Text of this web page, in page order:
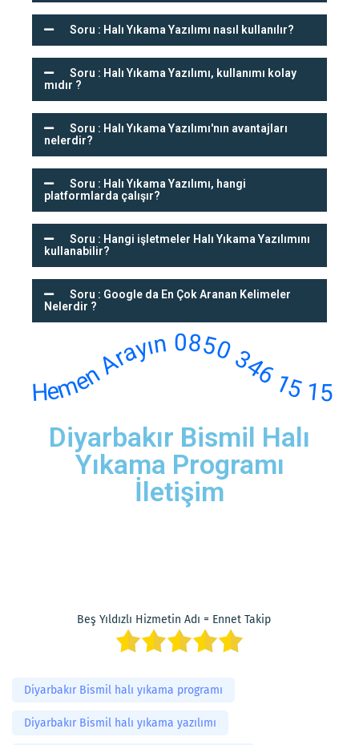
Soru : Halı Yıkama Yazılımı nasıl kullanılır?
Soru : Halı Yıkama Yazılımı, kullanımı kolay
mıdır ?
Soru : Halı Yıkama Yazılımı'nın avantajları
nelerdir?
Soru : Halı Yıkama Yazılımı, hangi
platformlarda çalışır?
Soru : Hangi işletmeler Halı Yıkama Yazılımını
kullanabilir?
Soru : Google da En Çok Aranan Kelimeler
Nelerdir ?
Hemen Arayın 0850 346 15 15
Diyarbakır Bismil Halı
Yıkama Programı
İletişim
Beş Yıldızlı Hizmetin Adı = Ennet Takip
Diyarbakır Bismil halı yıkama programı
Diyarbakır Bismil halı yıkama yazılımı